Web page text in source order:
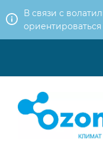
В связи с
Корзина